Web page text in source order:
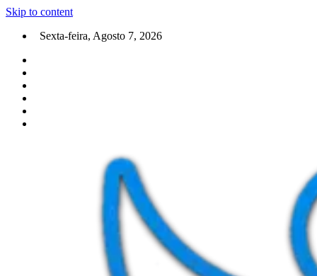
Skip to content
Sexta-feira, Agosto 7, 2026